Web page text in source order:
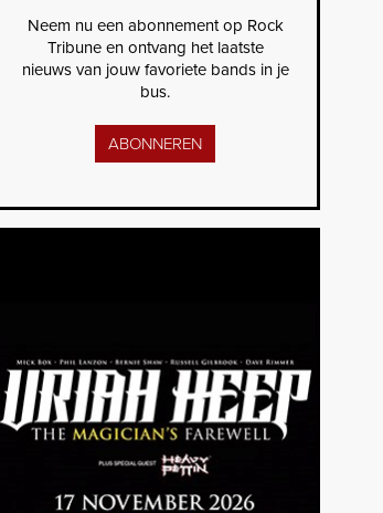
Neem nu een abonnement op Rock
Tribune en ontvang het laatste
nieuws van jouw favoriete bands in je
bus.
ABONNEREN